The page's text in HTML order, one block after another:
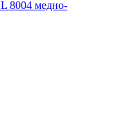
8004 медно-